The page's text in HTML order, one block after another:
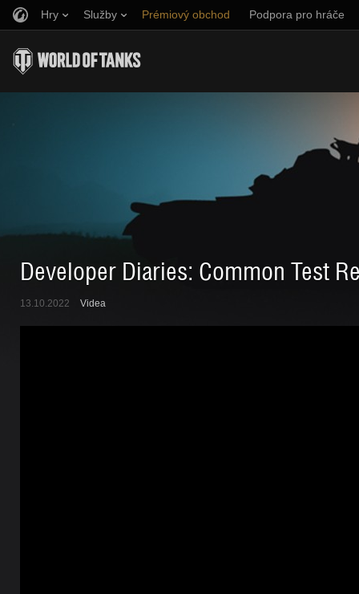
Hry Služby Prémiový obchod Podpora pro hráče
Hudba
Zásady poctivé hry
Wargaming.net Game Center
Naverbujte kamaráda
Discord
Developer Diaries: Common Test
13.10.2022 Videa